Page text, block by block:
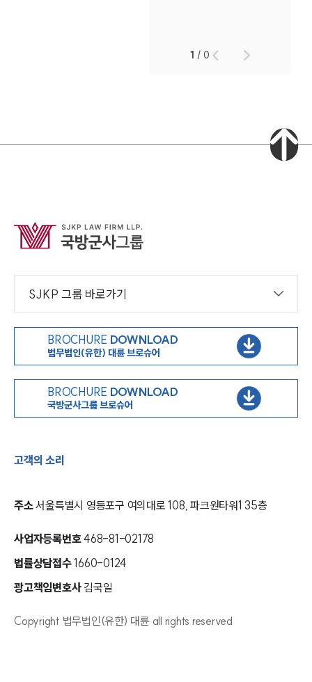
인재채용
만화로 보는 사례
1 /0
SJKP 그룹 바로가기
BROCHURE DOWNLOAD
법무법인(유한) 대륜 브로슈어
BROCHURE DOWNLOAD
국방군사그룹 브로슈어
고객의 소리
주소서울특별시 영등포구 여의대로 108, 파크원타워1 35층
사업자등록번호468-81-02178
법률상담접수1660-0124
광고책임변호사 김국일
Copyright 법무법인(유한) 대륜 all rights reserved